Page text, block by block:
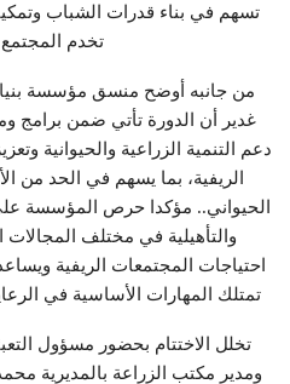
تسهم في بناء قدرات الشباب
تخدم
من جانبه أوضح منسق مؤسسة
غدير أن الدورة تأتي ضمن برامج
دعم التنمية الزراعية والحيوانية
الريفية، بما يسهم في الحد من
الحيواني.. مؤكدا حرص المؤسسة
والتأهيلية في مختلف المجالات
احتياجات المجتمعات الريفية
تمتلك المهارات الأساسية في
تخلل الاختتام بحضور مسؤول
ومدير مكتب الزراعة بالمديرية